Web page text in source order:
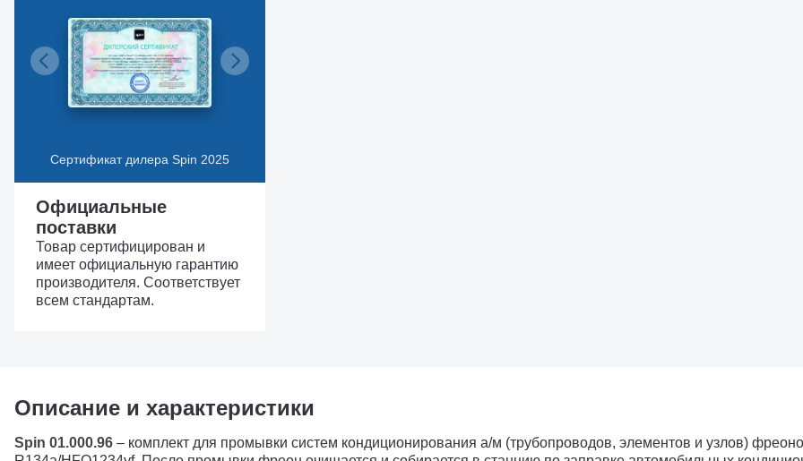
Сертификат дилера Spin 2025
Официальные
поставки
Товар сертифицирован и
имеет официальную гарантию
производителя. Соответствует
всем стандартам.
Описание и характеристики
Spin 01.000.96 – комплект для промывки систем кондиционирования а/м (трубопроводов, элементов и узлов)